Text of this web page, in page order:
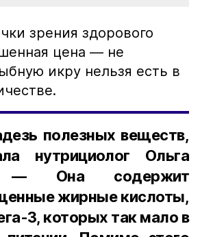
зрения здорового
цена — не
икру нельзя есть в
полезных веществ,
нутрициолог Ольга
— Она содержит
жирные кислоты,
3, которых так мало в